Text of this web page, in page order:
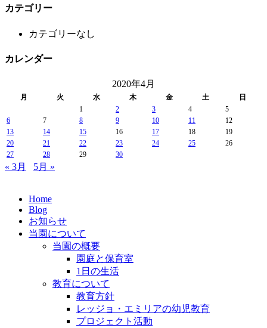
カテゴリー
カテゴリーなし
カレンダー
2020年4月
月 火 水 木 金 土
日
1
2 3 4
5
6
7 8 9 10 11
12
13
14 15 16 17 18
19
20
21 22 23 24 25
26
27
28 29 30
« 3月 5月 »
Home
Blog
お知らせ
当園について
当園の概要
園庭と保育室
1日の生活
教育について
教育方針
レッジョ・エミリアの幼児教育
プロジェクト活動